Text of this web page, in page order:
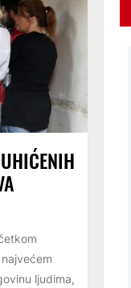
ljudima,